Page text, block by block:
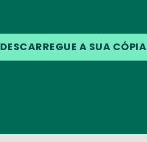
DESCARREGUE A SUA CÓPIA